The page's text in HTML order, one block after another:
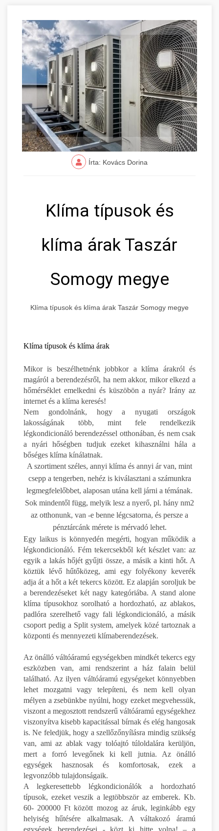
Írta: Kovács Dorina
Klíma típusok és
klíma árak Taszár
Somogy megye
Klíma típusok és klíma árak Taszár Somogy megye
Klíma típusok és klíma árak
Mikor is beszélhetnénk jobbkor a klíma árakról és
magáról a berendezésről, ha nem akkor, mikor elkezd a
hőmérséklet emelkedni és küszöbön a nyár? Irány az
internet és a klíma keresés!
Nem gondolnánk, hogy a nyugati országok
lakosságának több, mint fele rendelkezik
légkondicionáló berendezéssel otthonában, és nem csak
a nyári hőségben tudjuk ezeket kihasználni hála a
bőséges klíma kínálatnak.
A szortiment széles, annyi klíma és annyi ár van, mint
csepp a tengerben, nehéz is kiválasztani a számunkra
legmegfelelőbbet, alaposan utána kell járni a témának.
Sok mindentől függ, melyik lesz a nyerő, pl. hány nm2
az otthonunk, van -e benne légcsatorna, és persze a
pénztárcánk mérete is mérvadó lehet.
Egy laikus is könnyedén megérti, hogyan működik a
légkondicionáló. Fém tekercsekből két készlet van: az
egyik a lakás hőjét gyűjti össze, a másik a kinti hőt. A
köztük lévő hűtőközeg, ami egy folyékony keverék
adja át a hőt a két tekercs között. Ez alapján soroljuk be
a berendezéseket két nagy kategóriába. A stand alone
klíma típusokhoz sorolható a hordozható, az ablakos,
padlóra szerelhető vagy fali légkondicionáló, a másik
csoport pedig a Split system, amelyek közé tartoznak a
központi és mennyezeti klímaberendezések.
Az önálló váltóáramú egységekben mindkét tekercs egy
eszközben van, ami rendszerint a ház falain belül
található. Az ilyen váltóáramú egységeket könnyebben
lehet mozgatni vagy telepíteni, és nem kell olyan
mélyen a zsebünkbe nyúlni, hogy ezeket megvehessük,
viszont a megosztott rendszerű váltóáramú egységekhez
viszonyítva kisebb kapacitással bírnak és elég hangosak
is. Ne feledjük, hogy a szellőzőnyílásra mindig szükség
van, ami az ablak vagy tolóajtó túloldalára kerüljön,
mert a forró levegőnek ki kell jutnia. Az önálló
egységek hasznosak és komfortosak, ezek a
legvonzóbb tulajdonságaik.
A legkeresettebb légkondicionálók a hordozható
típusok, ezeket veszik a legtöbbször az emberek. Kb.
60- 200000 Ft között mozog az áruk, leginkább egy
helyiség hűtésére alkalmasak. A váltakozó áramú
egységek berendezései - közt ki hitte volna! – a